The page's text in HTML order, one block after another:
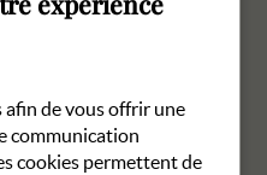
afin de vous offrir une
communication
cookies permettent de